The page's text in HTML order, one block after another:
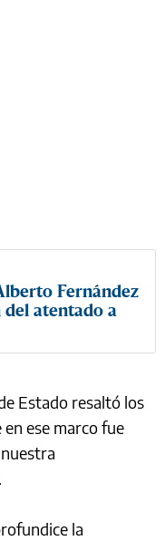
Fernández
atentado a
Estado resaltó los
ese marco fue
la